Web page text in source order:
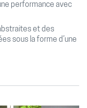
performance avec
et des
sous la forme d’une